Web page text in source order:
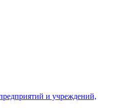
и учреждений,